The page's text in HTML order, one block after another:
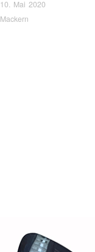
10. Mai 2020
Mackern